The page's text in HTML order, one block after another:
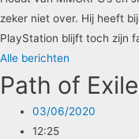
zeker niet over. Hij heeft
PlayStation blijft toch zijn
Alle berichten
Path of
03/06/2020
12:25